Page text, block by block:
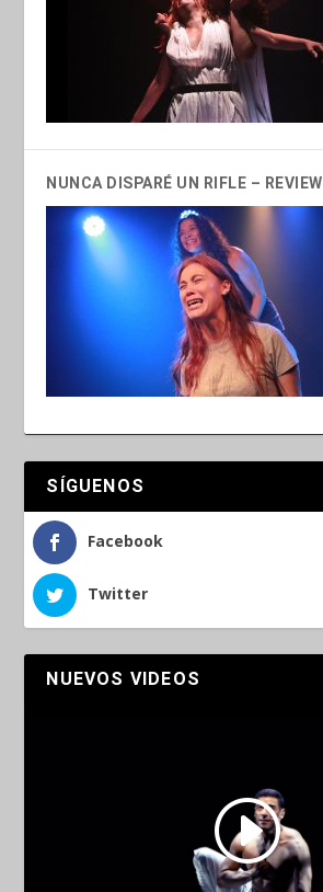
NUNCA DISPARÉ UN RIFLE – REVIEW
SÍGUENOS
Facebook
Twitter
NUEVOS VIDEOS